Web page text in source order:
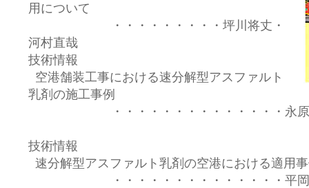
用について
・・・・・・・・・坪川将丈・
河村直哉
技術情報
空港舗装工事における速分解型アスファルト
乳剤の施工事例
・・・・・・・・・・・・・・永
技術情報
速分解型アスファルト乳剤の空港における適用
・・・・・・・・・・・・・・平岡